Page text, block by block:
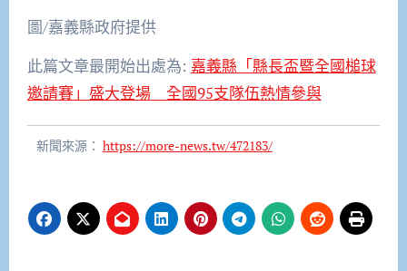
圖/嘉義縣政府提供
此篇文章最開始出處為: 嘉義縣「縣長盃暨全國槌球
邀請賽」盛大登場 全國95支隊伍熱情參與
新聞來源： https://more-news.tw/472183/